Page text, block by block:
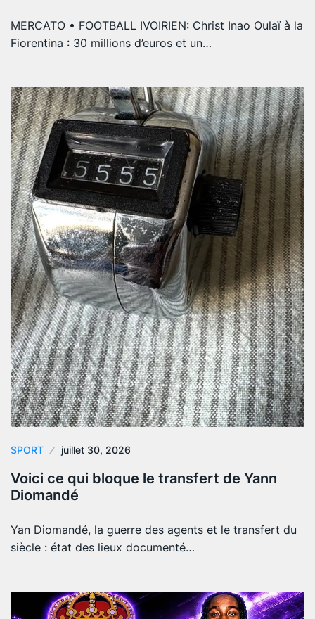
MERCATO • FOOTBALL IVOIRIEN: Christ Inao Oulaï à la
Fiorentina : 30 millions d’euros et un…
SPORT juillet 30, 2026
Voici ce qui bloque le transfert de Yann
Diomandé
Yan Diomandé, la guerre des agents et le transfert du
siècle : état des lieux documenté…